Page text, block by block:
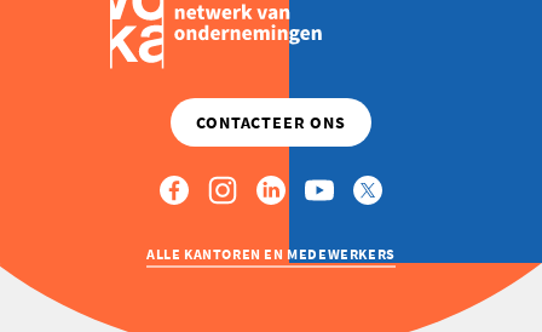
ALLE KANTOREN EN MEDEWERKERS